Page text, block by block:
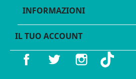
INFORMAZIONI
IL TUO ACCOUNT
Facebook Twitter Instagram